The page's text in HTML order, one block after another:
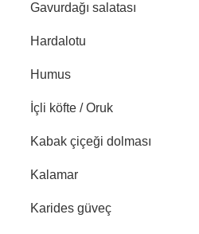
Gavurdağı salatası
Hardalotu
Humus
İçli köfte / Oruk
Kabak çiçeği dolması
Kalamar
Karides güveç